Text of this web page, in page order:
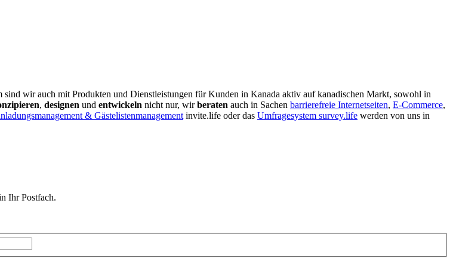
wir auch mit Produkten und Dienstleistungen für Kunden in Kanada aktiv auf kanadischen Markt, sowohl in
, designen und entwickeln nicht nur, wirberaten auch in Sachen barrierefreie Internetseiten, E-Commerce,
& Gästelistenmanagement invite.life oder das Umfragesystem survey.life werden von uns in
Ihr Postfach.